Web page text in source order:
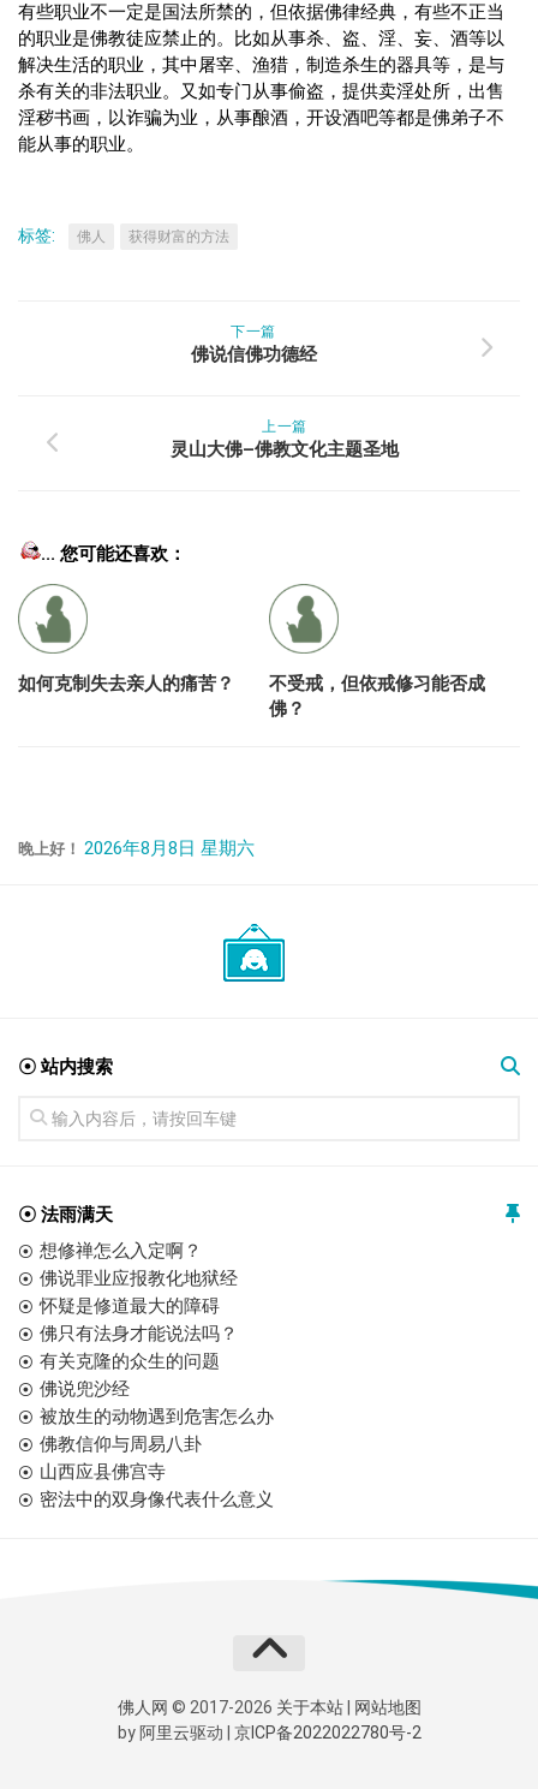
有些职业不一定是国法所禁的，但依据佛律经典，有些不正当
的职业是佛教徒应禁止的。比如从事杀、盗、淫、妄、酒等以
解决生活的职业，其中屠宰、渔猎，制造杀生的器具等，是与
杀有关的非法职业。又如专门从事偷盗，提供卖淫处所，出售
淫秽书画，以诈骗为业，从事酿酒，开设酒吧等都是佛弟子不
能从事的职业。
标签: 佛人 获得财富的方法
下一篇
佛说信佛功德经
上一篇
灵山大佛–佛教文化主题圣地
... 您可能还喜欢：
如何克制失去亲人的痛苦？
不受戒，但依戒修习能否成
佛？
晚上好！ 2026年8月8日 星期六
☉ 站内搜索
☉ 法雨满天
想修禅怎么入定啊？
佛说罪业应报教化地狱经
怀疑是修道最大的障碍
佛只有法身才能说法吗？
有关克隆的众生的问题
佛说兜沙经
被放生的动物遇到危害怎么办
佛教信仰与周易八卦
山西应县佛宫寺
密法中的双身像代表什么意义
佛人网 © 2017-2026 关于本站|
网站地图
by 阿里云驱动 | 京ICP备2022022780号-2